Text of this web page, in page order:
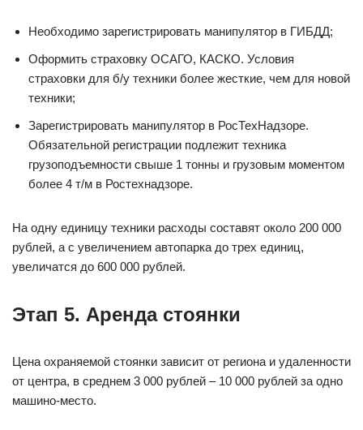
Необходимо зарегистрировать манипулятор в ГИБДД;
Оформить страховку ОСАГО, КАСКО. Условия
страховки для б/у техники более жесткие, чем для новой
техники;
Зарегистрировать манипулятор в РосТехНадзоре.
Обязательной регистрации подлежит техника
грузоподъемности свыше 1 тонны и грузовым моментом
более 4 т/м в Ростехнадзоре.
На одну единицу техники расходы составят около 200 000
рублей, а с увеличением автопарка до трех единиц,
увеличатся до 600 000 рублей.
Этап 5. Аренда стоянки
Цена охраняемой стоянки зависит от региона и удаленности
от центра, в среднем 3 000 рублей – 10 000 рублей за одно
машино-место.